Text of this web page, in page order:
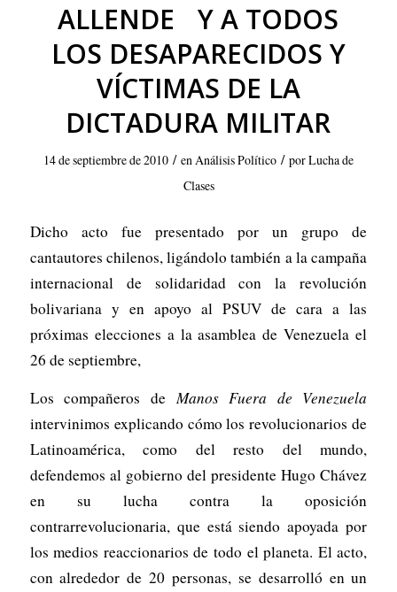
ALLENDE Y A TODOS
LOS DESAPARECIDOS Y
VÍCTIMAS DE LA
DICTADURA MILITAR
14 de septiembre de 2010 / enAnálisis Político / porLucha de
Clases
Dicho acto fue presentado por un grupo de
cantautores chilenos, ligándolo también a la campaña
internacional de solidaridad con la revolución
bolivariana y en apoyo al PSUV de cara a las
próximas elecciones a la asamblea de Venezuela el
26 de septiembre,
Los compañeros deManos Fuera de Venezuela
intervinimos explicando cómo los revolucionarios de
Latinoamérica, como del resto del mundo,
defendemos al gobierno del presidente Hugo Chávez
en su lucha contra la oposición
contrarrevolucionaria, que está siendo apoyada por
los medios reaccionarios de todo el planeta. El acto,
con alrededor de 20 personas, se desarrolló en un